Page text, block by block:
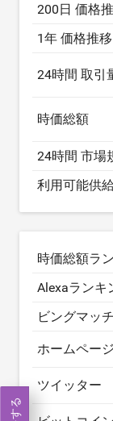
200日 価格
1年 価格推移
24時間 取引
時価総額
24時間 市場
利用可能供
時価総額ラ
Alexaランキ
ビングマッチ
ホームペー
ツイッター